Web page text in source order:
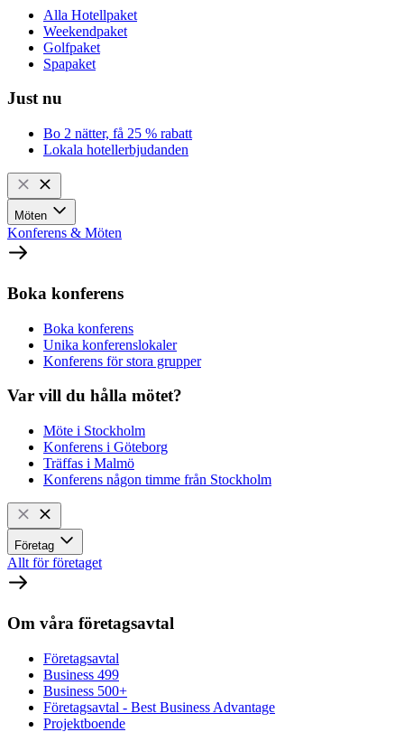
Alla Hotellpaket
Weekendpaket
Golfpaket
Spapaket
Just nu
Bo 2 nätter, få 25 % rabatt
Lokala hotellerbjudanden
Möten
Konferens & Möten
Boka konferens
Boka konferens
Unika konferenslokaler
Konferens för stora grupper
Var vill du hålla mötet?
Möte i Stockholm
Konferens i Göteborg
Träffas i Malmö
Konferens någon timme från Stockholm
Företag
Allt för företaget
Om våra företagsavtal
Företagsavtal
Business 499
Business 500+
Företagsavtal - Best Business Advantage
Projektboende